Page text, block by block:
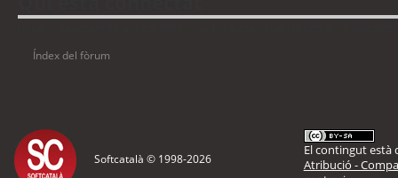
Índex del fòrum
Softcatalà © 1998-2026
El contingut està
Atribució -